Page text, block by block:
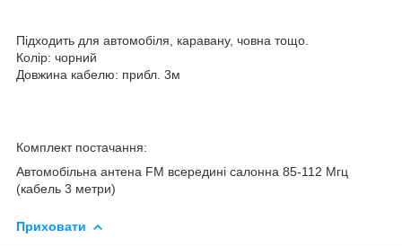
Підходить для автомобіля, каравану, човна тощо.
Колір: чорний
Довжина кабелю: прибл. 3м
Комплект постачання:
Автомобільна антена FM всередині салонна 85-112 Мгц
(кабель 3 метри)
Приховати